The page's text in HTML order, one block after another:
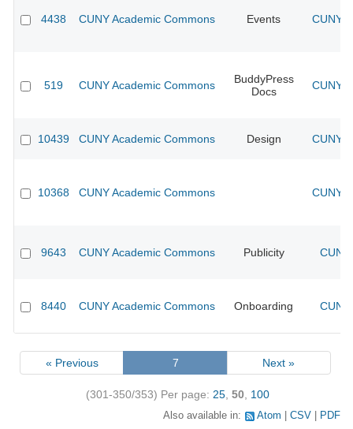
4438 CUNY Academic Commons Events CUNY
519 CUNY Academic Commons
BuddyPress
Docs
CUNY
10439 CUNY Academic Commons Design CUNY
10368 CUNY Academic Commons CUNY
9643 CUNY Academic Commons Publicity
8440 CUNY Academic Commons Onboarding
« Previous 7 Next »
(301-350/353) Per page: 25 50 100
Also available in: Atom CSV PDF